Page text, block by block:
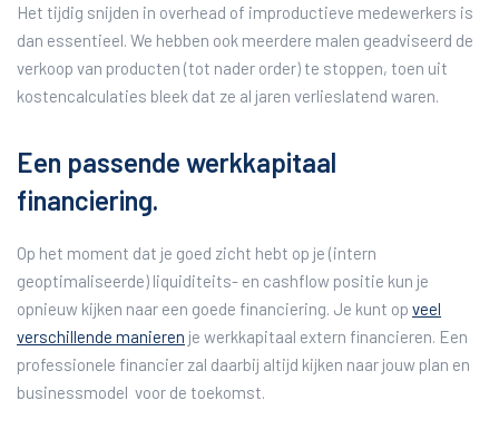
Het tijdig snijden in overhead of improductieve medewerkers is
dan essentieel. We hebben ook meerdere malen geadviseerd de
verkoop van producten (tot nader order) te stoppen, toen uit
kostencalculaties bleek dat ze al jaren verlieslatend waren.
Een passende werkkapitaal
financiering.
Op het moment dat je goed zicht hebt op je (intern
geoptimaliseerde) liquiditeits- en cashflow positie kun je
opnieuw kijken naar een goede financiering. Je kunt op veel
verschillende manieren je werkkapitaal extern financieren. Een
professionele financier zal daarbij altijd kijken naar jouw plan en
businessmodel voor de toekomst.